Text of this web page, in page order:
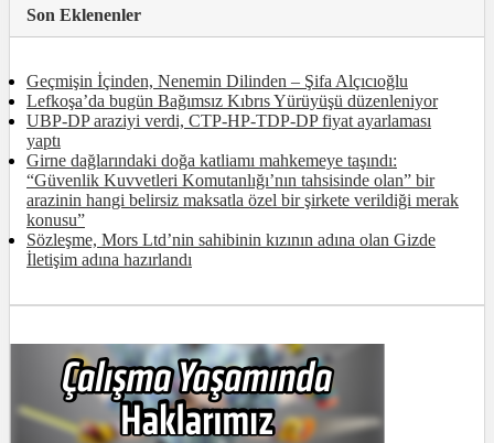
Son Eklenenler
Geçmişin İçinden, Nenemin Dilinden – Şifa Alçıcıoğlu
Lefkoşa’da bugün Bağımsız Kıbrıs Yürüyüşü düzenleniyor
UBP-DP araziyi verdi, CTP-HP-TDP-DP fiyat ayarlaması
yaptı
Girne dağlarındaki doğa katliamı mahkemeye taşındı:
“Güvenlik Kuvvetleri Komutanlığı’nın tahsisinde olan” bir
arazinin hangi belirsiz maksatla özel bir şirkete verildiği merak
konusu”
Sözleşme, Mors Ltd’nin sahibinin kızının adına olan Gizde
İletişim adına hazırlandı